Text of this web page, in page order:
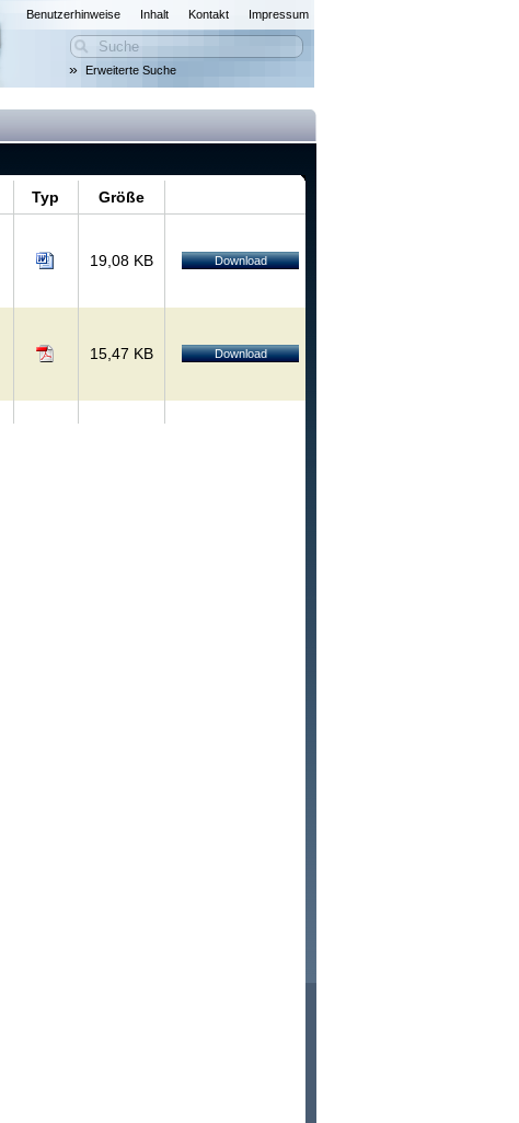
Benutzerhinweise Inhalt Kontakt Impressum
» Erweiterte Suche
Typ Größe
19,08 KB Download
15,47 KB Download